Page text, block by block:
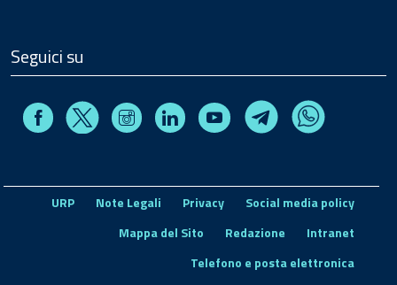
Seguici su
FacebookX InstagramLinkedin Youtube TelegramWhatsapp
URP Note Legali Privacy
Social media policy
Mappa del Sito
Redazione
Intranet
Telefono e posta elettronica